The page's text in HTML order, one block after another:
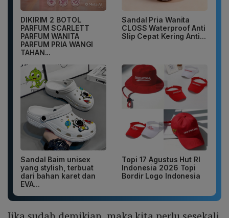
DIKIRIM 2 BOTOL
PARFUM SCARLETT
PARFUM WANITA
PARFUM PRIA WANGI
TAHAN...
Sandal Pria Wanita
CLOSS Waterproof Anti
Slip Cepat Kering Anti...
Sandal Baim unisex
yang stylish, terbuat
dari bahan karet dan
EVA...
Topi 17 Agustus Hut RI
Indonesia 2026 Topi
Bordir Logo Indonesia